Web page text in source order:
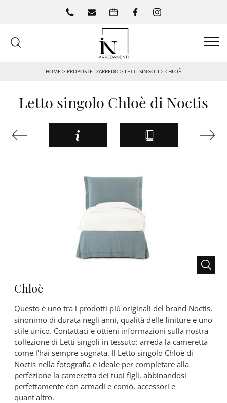
HOME > PROPOSTE D’ARREDO > LETTI SINGOLI > CHLOÈ
Letto singolo Chloè di Noctis
Chloè
Questo è uno tra i prodotti più originali del brand Noctis,
sinonimo di durata negli anni, qualità delle finiture e uno
stile unico. Contattaci e ottieni informazioni sulla nostra
collezione di Letti singoli in tessuto: arreda la cameretta
come l'hai sempre sognata. Il Letto singolo Chloè di
Noctis nella fotografia è ideale per completare alla
perfezione la cameretta dei tuoi figli, abbinandosi
perfettamente con armadi e comò, accessori e
quant'altro.